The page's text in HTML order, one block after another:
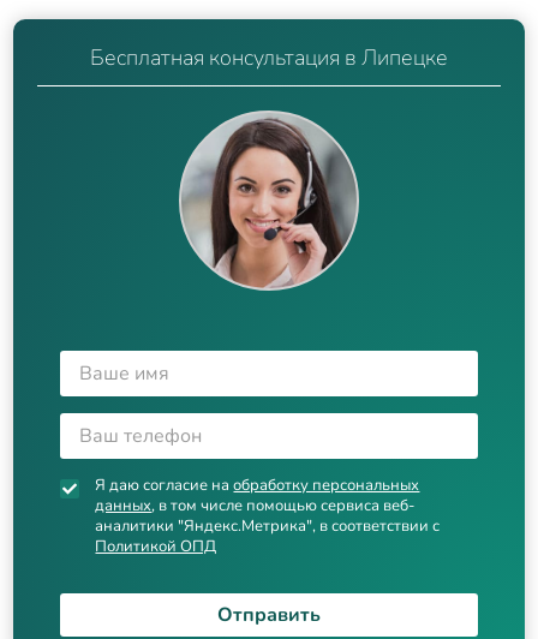
Бесплатная консультация в Липецке
Я даю согласие наобработку персональных
данных, в том числе помощью сервиса веб-
аналитики "Яндекс.Метрика", в соответствии с
Политикой ОПД
Отправить